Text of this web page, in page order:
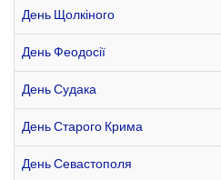
День Щолкіного
День Феодосії
День Судака
День Старого Крима
День Севастополя